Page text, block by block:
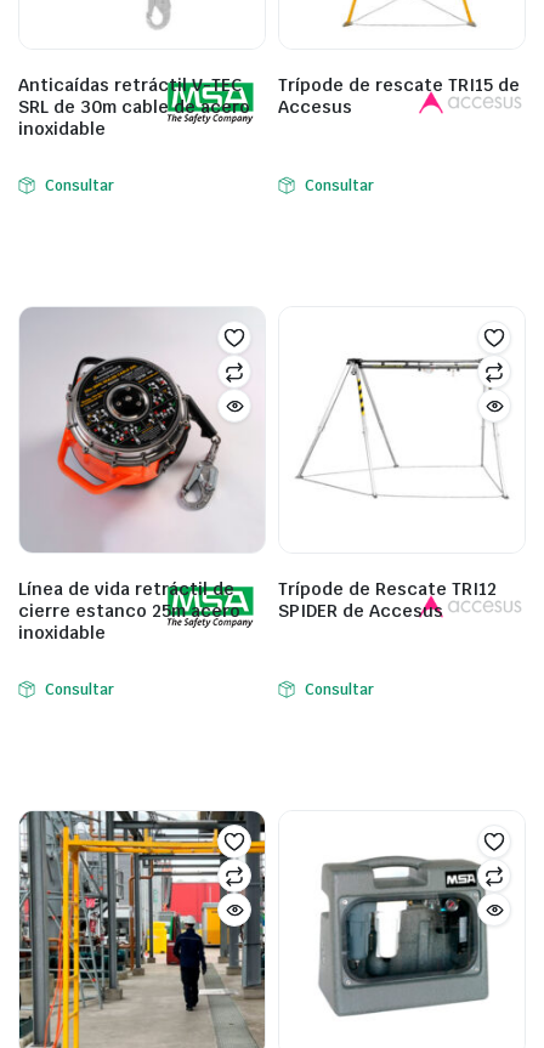
Anticaídas retráctil V-TEC
SRL de 30m cable de acero
inoxidable
Consultar
Trípode de rescate TRI15 de
Accesus
Consultar
Línea de vida retráctil de
cierre estanco 25m acero
inoxidable
Consultar
Trípode de Rescate TRI12
SPIDER de Accesus
Consultar